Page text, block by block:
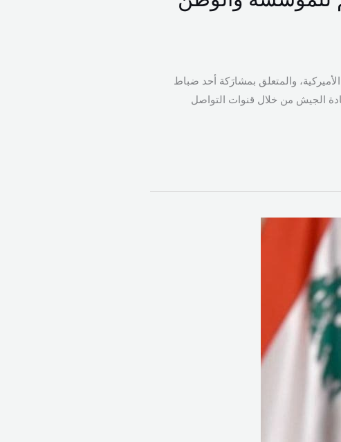
والمتعلق بمشارَكة أحد ضباط
الجيش من خلال قنوات التواصل